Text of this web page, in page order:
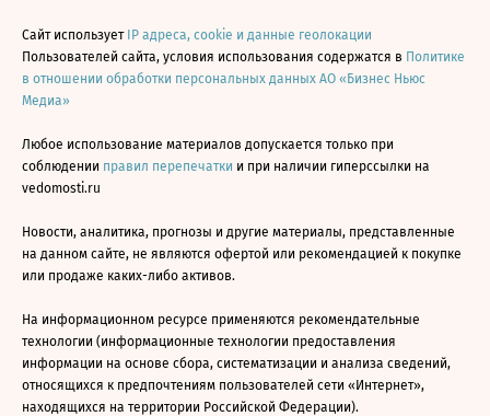
Сайт использует IP адреса, cookie и данные геолокации
Пользователей сайта, условия использования содержатся в Политике
в отношении обработки персональных данных АО «Бизнес Ньюс
Медиа»
Любое использование материалов допускается только при
соблюдении правил перепечатки и при наличии гиперссылки на
vedomosti.ru
Новости, аналитика, прогнозы и другие материалы, представленные
на данном сайте, не являются офертой или рекомендацией к покупке
или продаже каких-либо активов.
На информационном ресурсе применяются рекомендательные
технологии (информационные технологии предоставления
информации на основе сбора, систематизации и анализа сведений,
относящихся к предпочтениям пользователей сети «Интернет»,
находящихся на территории Российской Федерации).